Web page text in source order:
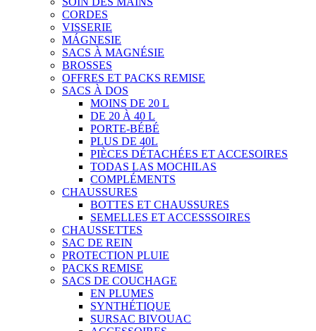
CORDES
VISSERIE
MÁGNESIE
SACS À MAGNÉSIE
BROSSES
OFFRES ET PACKS REMISE
SACS À DOS
MOINS DE 20 L
DE 20 À 40 L
PORTE-BÉBÉ
PLUS DE 40L
PIÈCES DÉTACHÉES ET ACCESOIRES
TODAS LAS MOCHILAS
COMPLÉMENTS
CHAUSSURES
BOTTES ET CHAUSSURES
SEMELLES ET ACCESSSOIRES
CHAUSSETTES
SAC DE REIN
PROTECTION PLUIE
PACKS REMISE
SACS DE COUCHAGE
EN PLUMES
SYNTHÉTIQUE
SURSAC BIVOUAC